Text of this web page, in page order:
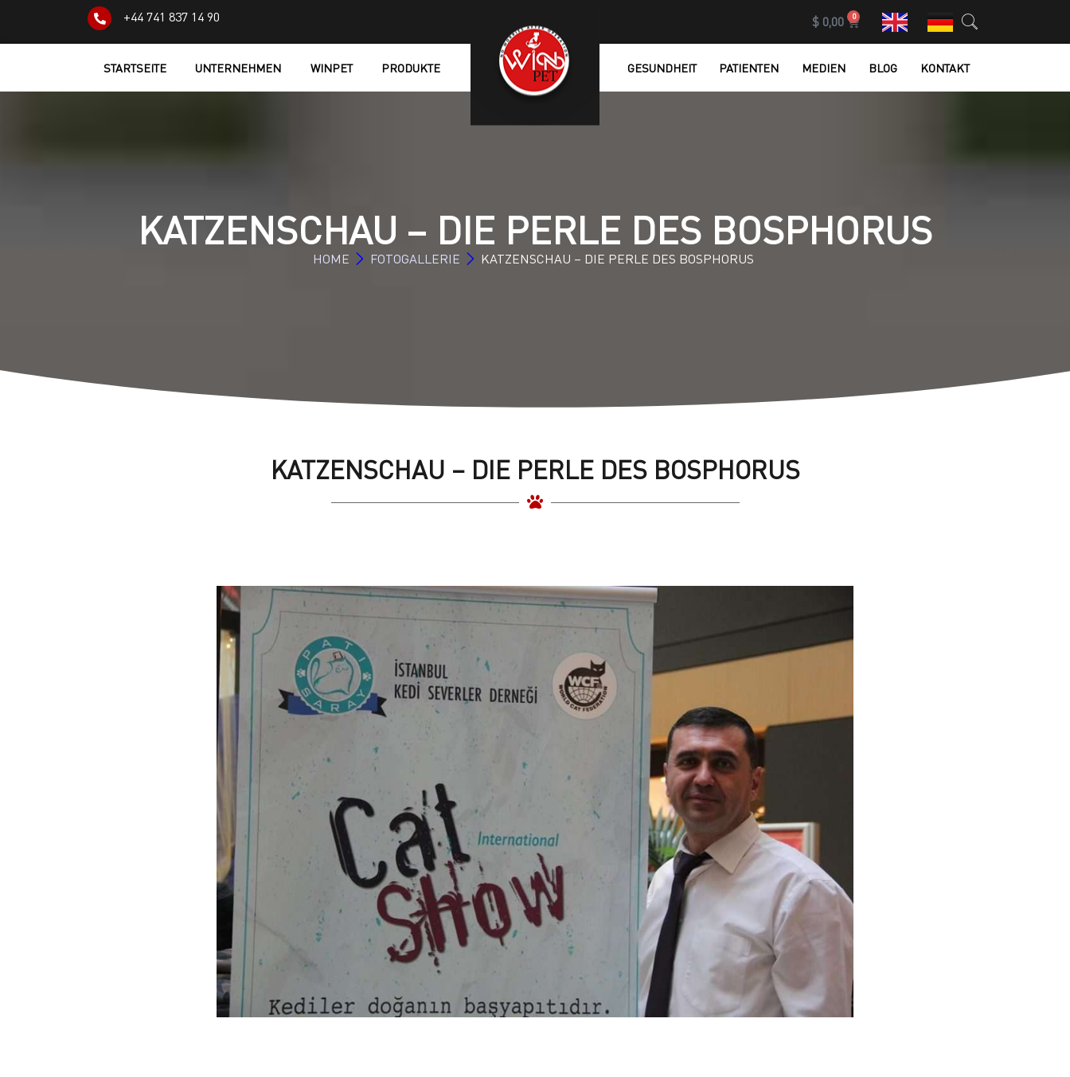
+44 741 837 14 90 $0,00 0
STARTSEITE UNTERNEHMEN WINPET PRODUKTE GESUNDHEIT PATIENTEN MEDIEN BLOG KONTAKT
KATZENSCHAU – DIE PERLE DES BOSPHORUS
HOME FOTOGALLERIE KATZENSCHAU – DIE PERLE DES BOSPHORUS
KATZENSCHAU – DIE PERLE DES BOSPHORUS